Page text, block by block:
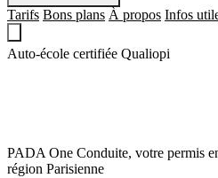
Tarifs Bons plans À propos Infos
Auto-école certifiée Qualiopi
PADA One Conduite, votre permis
région Parisienne